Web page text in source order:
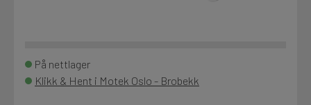
På nettlager
Klikk & Hent i Motek Oslo - Brobekk